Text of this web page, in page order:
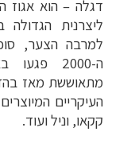
דגלה –
ליצרנית הגדולה
למרבה הצער,
ה-2000
מתאוששת מאז
העיקריים
קקאו, וניל ועוד.